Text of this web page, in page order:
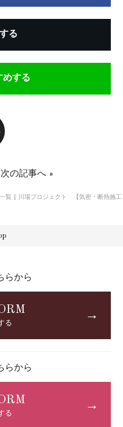
る
する
次の記事へ»
覧 川場プロジェクト 【気密・断熱施工
らから
る
→
らから
る
→